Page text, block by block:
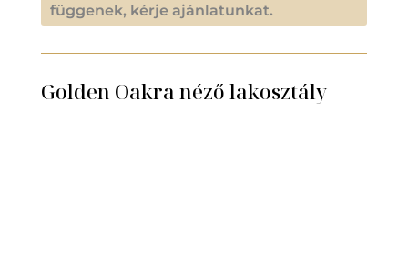
függenek, kérje ajánlatunkat.
Golden Oakra néző lakosztály